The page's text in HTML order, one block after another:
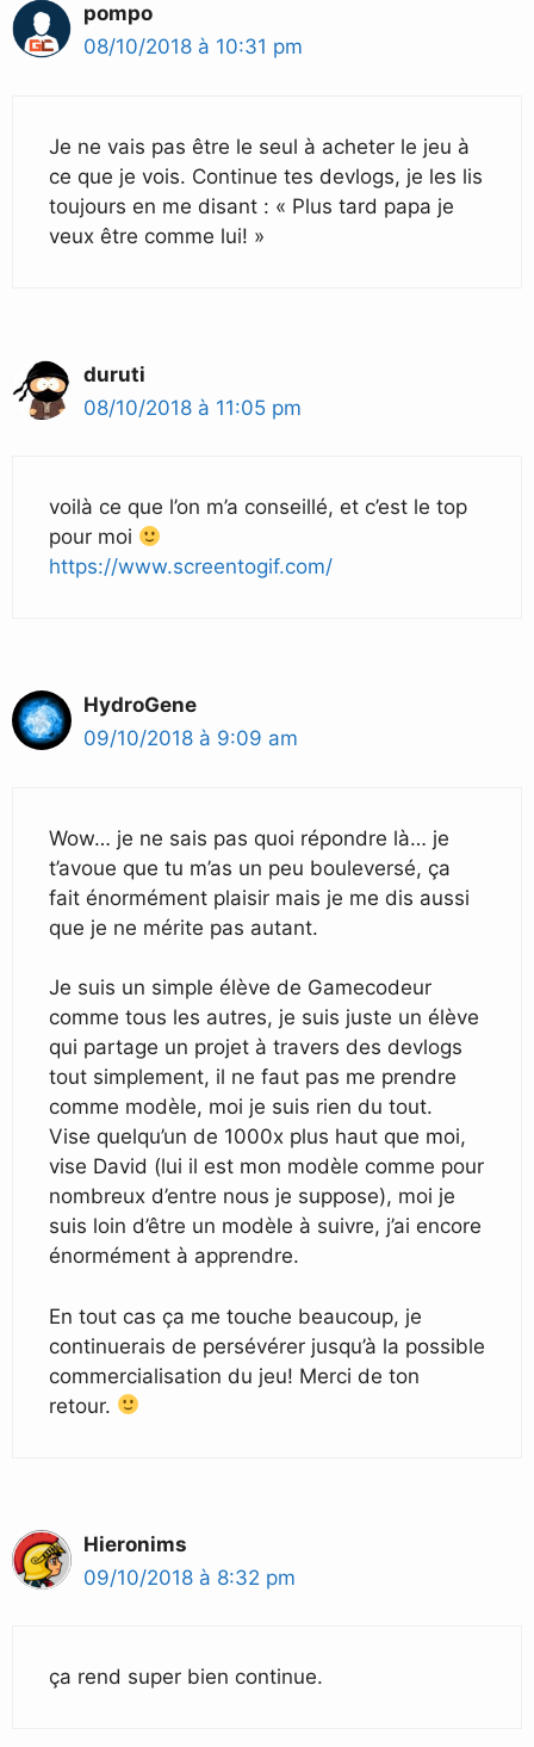
pompo
08/10/2018 à 10:31 pm
Je ne vais pas être le seul à acheter le jeu à
ce que je vois. Continue tes devlogs, je les lis
toujours en me disant : « Plus tard papa je
veux être comme lui! »
duruti
08/10/2018 à 11:05 pm
voilà ce que l’on m’a conseillé, et c’est le top
pour moi
https://www.screentogif.com/
HydroGene
09/10/2018 à 9:09 am
Wow… je ne sais pas quoi répondre là… je
t’avoue que tu m’as un peu bouleversé, ça
fait énormément plaisir mais je me dis aussi
que je ne mérite pas autant.
Je suis un simple élève de Gamecodeur
comme tous les autres, je suis juste un élève
qui partage un projet à travers des devlogs
tout simplement, il ne faut pas me prendre
comme modèle, moi je suis rien du tout.
Vise quelqu’un de 1000x plus haut que moi,
vise David (lui il est mon modèle comme pour
nombreux d’entre nous je suppose), moi je
suis loin d’être un modèle à suivre, j’ai encore
énormément à apprendre.
En tout cas ça me touche beaucoup, je
continuerais de persévérer jusqu’à la possible
commercialisation du jeu! Merci de ton
retour.
Hieronims
09/10/2018 à 8:32 pm
ça rend super bien continue.